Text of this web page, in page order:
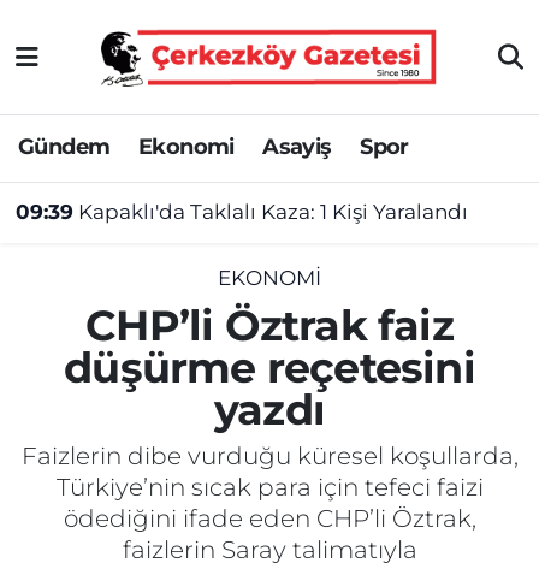
Gündem Ekonomi Asayiş Spor
09:39 Kapaklı'da Taklalı Kaza: 1 Kişi Yaralandı
EKONOMI
CHP’li Öztrak faiz
düşürme reçetesini
yazdı
Faizlerin dibe vurduğu küresel koşullarda,
Türkiye’nin sıcak para için tefeci faizi
ödediğini ifade eden CHP’li Öztrak,
faizlerin Saray talimatıyla
Asayiş
Ekonomi
Gündem
Kültür&Sanat
Manşet
SAĞLIK
Spor
Tekirdağ Nöbetçi Eczaneler
Tekirdağ Hava Durumu
Tekirdağ Namaz Vakitleri
Tekirdağ Trafik Yoğunluk Haritası
Süper Lig Puan Durumu ve Fikstür
Tüm Manşetler
Son Dakika Haberleri
Haber Arşivi